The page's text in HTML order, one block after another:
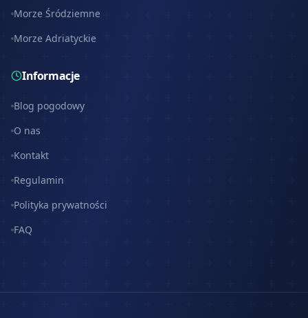
Morze Śródziemne
Morze Adriatyckie
Informacje
Blog pogodowy
O nas
Kontakt
Regulamin
Polityka prywatności
FAQ